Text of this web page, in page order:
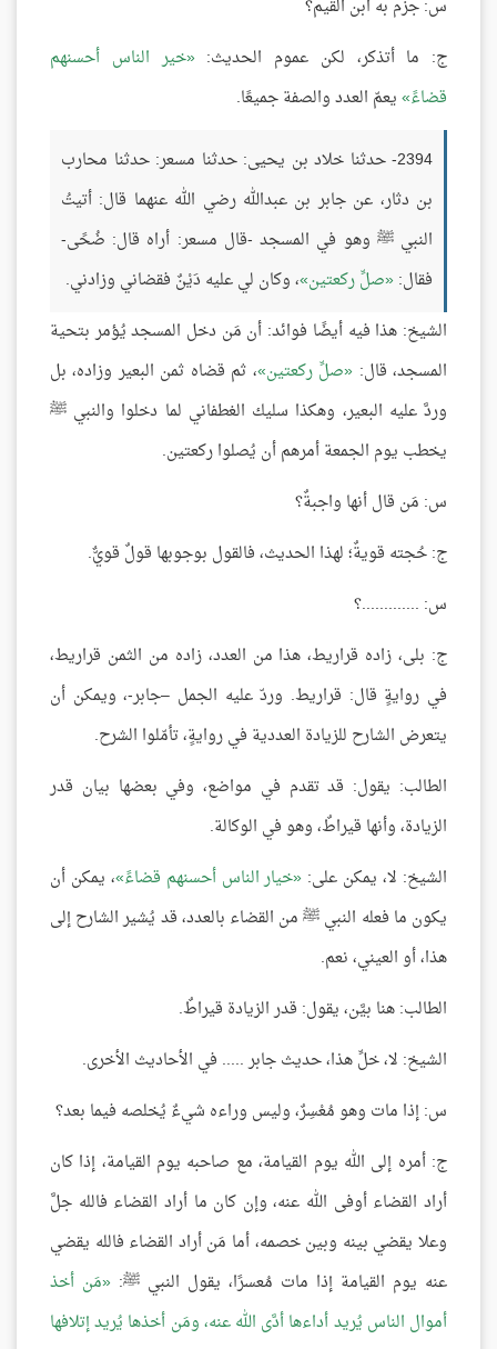
س: جزم به ابن القيم؟
ج: ما أتذكر، لكن عموم الحديث: خير الناس أحسنهم
قضاءً يعمّ العدد والصفة جميعًا.
2394- حدثنا خلاد بن يحيى: حدثنا مسعر: حدثنا محارب
بن دثار، عن جابر بن عبدالله رضي الله عنهما قال: أتيتُ
النبي ﷺ وهو في المسجد -قال مسعر: أراه قال: ضُحًى-
فقال: صلِّ ركعتين ، وكان لي عليه دَيْنٌ فقضاني وزادني.
الشيخ: هذا فيه أيضًا فوائد: أن مَن دخل المسجد يُؤمر بتحية
المسجد، قال: صلِّ ركعتين ، ثم قضاه ثمن البعير وزاده، بل
وردَّ عليه البعير، وهكذا سليك الغطفاني لما دخلوا والنبي ﷺ
يخطب يوم الجمعة أمرهم أن يُصلوا ركعتين.
س: مَن قال أنها واجبةٌ؟
ج: حُجته قويةٌ؛ لهذا الحديث، فالقول بوجوبها قولٌ قويٌّ.
س: .............؟
ج: بلى، زاده قراريط، هذا من العدد، زاده من الثمن قراريط،
في روايةٍ قال: قراريط. وردّ عليه الجمل –جابر-، ويمكن أن
يتعرض الشارح للزيادة العددية في روايةٍ، تأمّلوا الشرح.
الطالب: يقول: قد تقدم في مواضع، وفي بعضها بيان قدر
الزيادة، وأنها قيراطٌ، وهو في الوكالة.
الشيخ: لا، يمكن على: خيار الناس أحسنهم قضاءً ، يمكن أن
يكون ما فعله النبي ﷺ من القضاء بالعدد، قد يُشير الشارح إلى
هذا، أو العيني، نعم.
الطالب: هنا بيَّن، يقول: قدر الزيادة قيراطٌ.
الشيخ: لا، خلِّ هذا، حديث جابر ..... في الأحاديث الأخرى.
س: إذا مات وهو مُعْسِرٌ، وليس وراءه شيءٌ يُخلصه فيما بعد؟
ج: أمره إلى الله يوم القيامة، مع صاحبه يوم القيامة، إذا كان
أراد القضاء أوفى الله عنه، وإن كان ما أراد القضاء فالله جلَّ
وعلا يقضي بينه وبين خصمه، أما مَن أراد القضاء فالله يقضي
عنه يوم القيامة إذا مات مُعسرًا، يقول النبي ﷺ:
مَن أخذ
أموال الناس يُريد أداءها أدَّى الله عنه، ومَن أخذها يُريد إتلافها